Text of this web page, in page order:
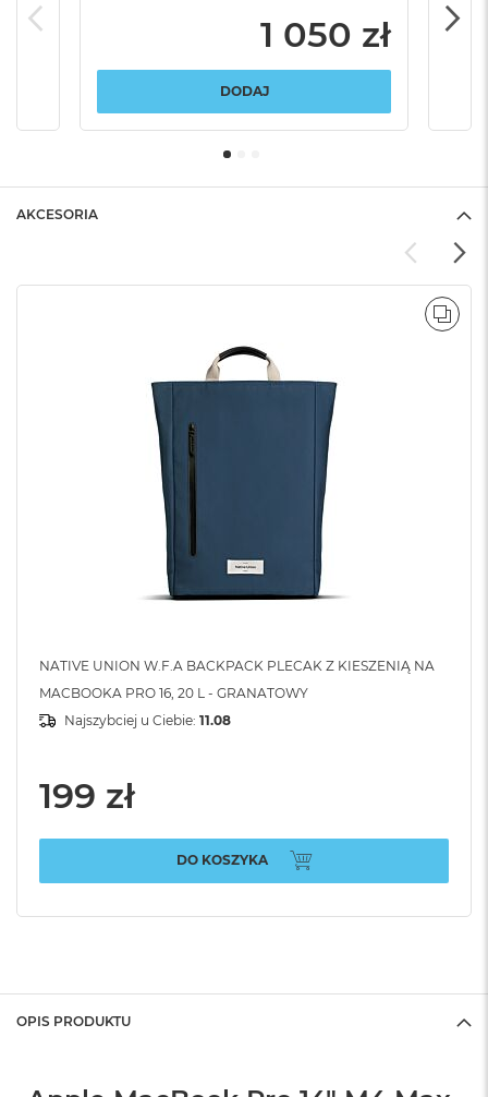
1 050 zł
DODAJ
AKCESORIA
NATIVE UNION W.F.A BACKPACK PLECAK Z KIESZENIĄ NA
MACBOOKA PRO 16, 20 L - GRANATOWY
Najszybciej u Ciebie: 11.08
199 zł
DO KOSZYKA
OPIS PRODUKTU